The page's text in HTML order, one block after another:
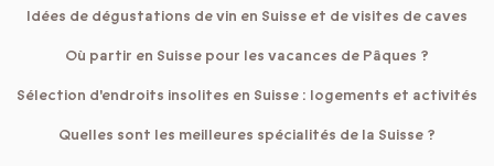
Idées de dégustations de vin en Suisse et de visites de caves
Où partir en Suisse pour les vacances de Pâques ?
Sélection d'endroits insolites en Suisse : logements et activités
Quelles sont les meilleures spécialités de la Suisse ?